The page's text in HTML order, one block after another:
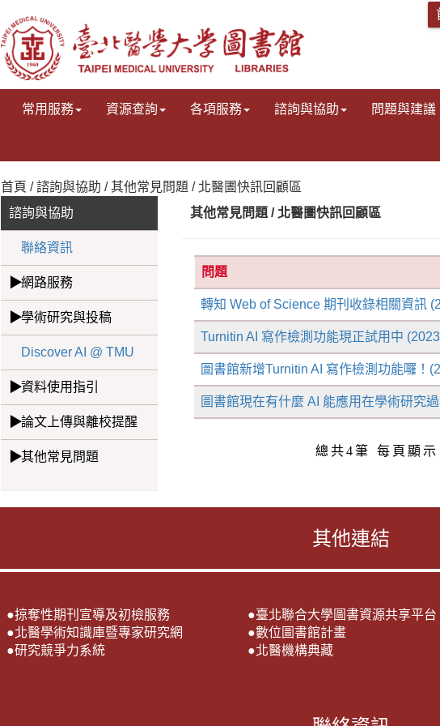
常用服務 資源查詢 各項服務 諮詢與協助 問題與建議
首頁 / 諮詢與協助 / 其他常見問題 / 北醫圕快訊回顧區
諮詢與協助
聯絡資訊
網路服務
學術研究與投稿
Discover AI @ TMU
資料使用指引
論文上傳與離校提醒
其他常見問題
其他常見問題 / 北醫圕快訊回顧區
問題
轉知 Web of Science 期刊收錄相關資訊
Turnitin AI 寫作檢測功能現正試用中
圖書館新增Turnitin AI 寫作檢測功能囉！
圖書館現在有什麼 AI 能應用在學術研究
總共4筆 每頁顯示
其他連結
●掠奪性期刊宣導及初檢服務
●北醫學術知識庫暨專家研究網
●研究競爭力系統
●臺北聯合大學圖書資源共享平台
●數位圖書館計畫
●北醫機構典藏